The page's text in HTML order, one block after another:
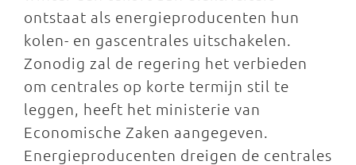
ontstaat als energieproducenten hun
kolen- en gascentrales uitschakelen.
Zonodig zal de regering het verbieden
om centrales op korte termijn stil te
leggen, heeft het ministerie van
Economische Zaken aangegeven.
Energieproducenten dreigen de centrales